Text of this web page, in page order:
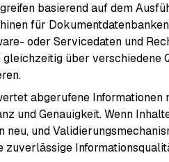
basierend auf dem
für
oder Servicedaten und
über verschiedene
abgerufene Informationen
und Genauigkeit. Wenn
und
zuverlässige